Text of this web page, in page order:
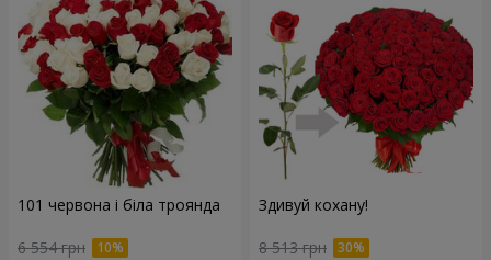
101 червона і біла троянда
6 554 грн
Здивуй кохану!
8 513 грн